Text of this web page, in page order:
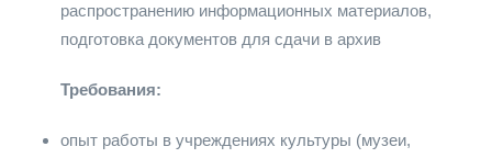
распространению информационных материалов,
подготовка документов для сдачи в архив
Требования:
опыт работы в учреждениях культуры (музеи,